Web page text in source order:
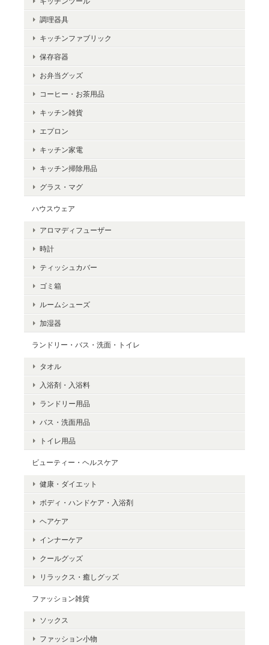
2024/09/30
ハシビロコウ大好きな母へのプレゼント、めっちゃ喜んでくれた
この度は当店を選んでいただき、またレ
す。
2024/09/30
これいいわ！
Cat Cable Ties Set of 3（キャットケーブルタイ）
2024/09/30
かわゆす！
【SALE】クーラーショック Sサイズ 単品 COOLER SHOCK
2024/08/07
2024/03/14
調理器具
キッチンファブリック
保存容器
お弁当グッズ
コーヒー・お茶用品
キッチン雑貨
エプロン
キッチン家電
キッチン掃除用品
グラス・マグ
ハウスウェア
アロマディフューザー
時計
ティッシュカバー
ゴミ箱
ルームシューズ
加湿器
ランドリー・バス・洗面・トイレ
タオル
入浴剤・入浴料
ランドリー用品
バス・洗面用品
トイレ用品
ビューティー・ヘルスケア
健康・ダイエット
ボディ・ハンドケア・入浴剤
ヘアケア
インナーケア
クールグッズ
リラックス・癒しグッズ
ファッション雑貨
ソックス
ファッション小物